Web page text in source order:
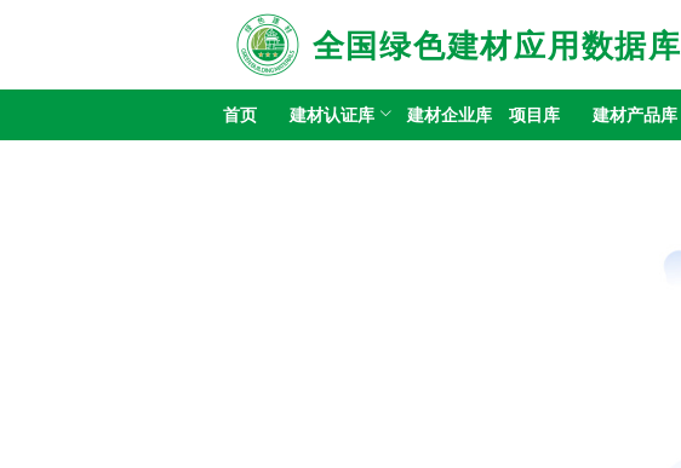
全国绿色建材应用数据库
首页 建材认证库 建材企业库 项目库 建材产品库